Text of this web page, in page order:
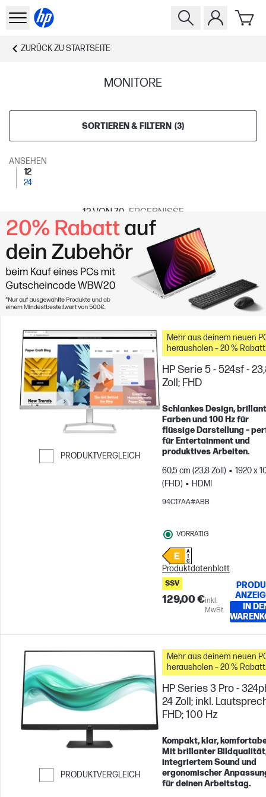
ZURÜCK ZU STARTSEITE
MONITORE
SORTIEREN & FILTERN (3)
ANSEHEN
12
24
12VON 70 ERGEBNISSE
PRODUKTVERGLEICH
Weiter zum Vergleichen
Mehr aus deinem neuen
herausholen – 20 % Rabatt
auf Zubehör
HP Serie 5 - 524sf -
Zoll; FHD
Schlankes Design,
Farben und 100 Hz für
flüssige Darstellung –
für Entertainment und
produktives Arbeiten.
60,5 cm (23,8 Zoll)
1920 x
(FHD)
HDMI
94C17AA#ABB
VORRÄTIG
Produktdatenblatt
SSV
129,00 €inkl.
MwSt.
IN
PRODUKTVERGLEICH
Mehr aus deinem neuen
herausholen – 20 % Rabatt
auf Zubehör
HP Series 3 Pro -
24 Zoll; inkl.
FHD; 100 Hz
Kompakt, klar,
Mit brillanter
integriertem Sound und
ergonomischer
für deinen Arbeitstag.